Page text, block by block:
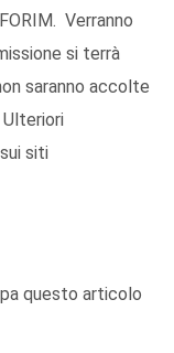
Verranno
si terrà
saranno accolte
siti
questo articolo